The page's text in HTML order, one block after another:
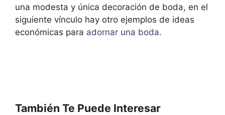
una modesta y única decoración de boda, en el
siguiente vínculo hay otro ejemplos de ideas
económicas para adornar una boda.
También Te Puede Interesar